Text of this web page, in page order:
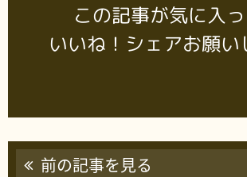
この記事が気に入
いいね！シェアお願い
前の記事を見る